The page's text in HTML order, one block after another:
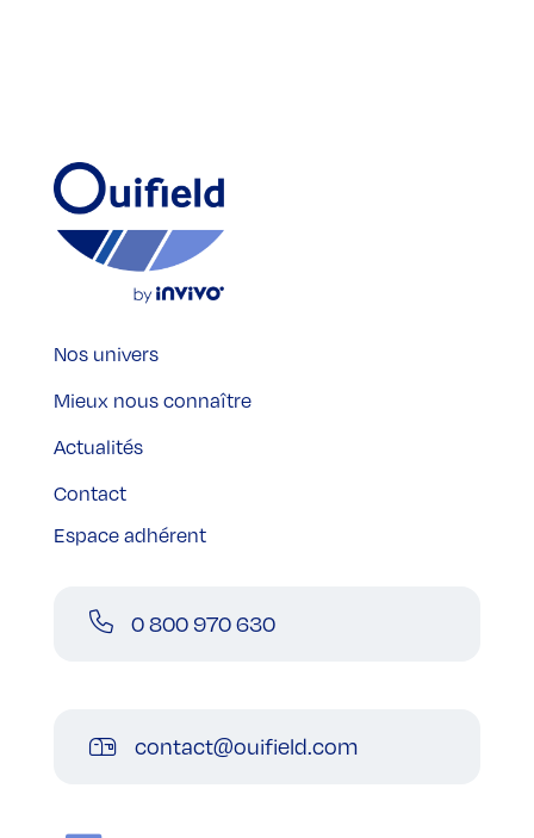
Nos univers
Mieux nous connaître
Actualités
Contact
Espace adhérent
0 800 970 630
contact@ouifield.com